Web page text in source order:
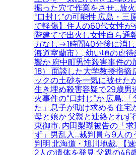
掘った穴で作業をさせ…放
“口封じ”の可能性 広島・三
で軽傷】住人の60代女性が
階建てで出火し女性自ら通
ガなし→1時間40分後に消
海道室蘭市〉, 幼い頃の虐
響か 府中町男性殺害事件の
18） 面談した大学教授指摘
ックの土砂を一気に被せた
生き埋め殺害容疑で29歳男
火事件の“口封じ”か 広島,
た」息子が助け求める 住宅
母と娘か 父親と連絡とれず
東御市, 内田梨瑚被告の「
ず」男乱入…裁判員ら9人の
判明 北海道・旭川地裁, 【
2人の遺体を発見 父親の46